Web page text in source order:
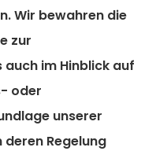
Wir bewahren die
zur
im Hinblick auf
oder
unserer
Regelung